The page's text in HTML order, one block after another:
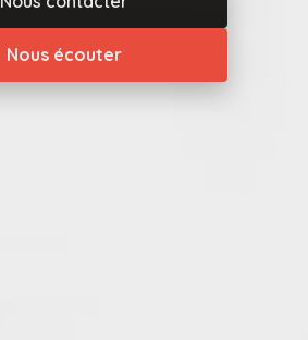
Nous écouter